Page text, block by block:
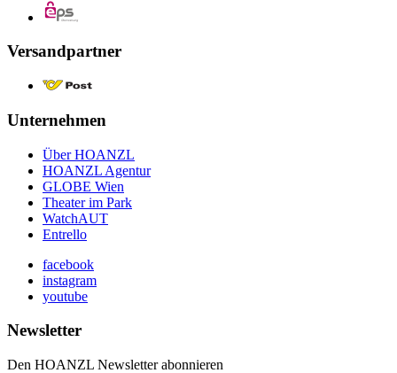
Versandpartner
Unternehmen
Über HOANZL
HOANZL Agentur
GLOBE Wien
Theater im Park
WatchAUT
Entrello
facebook
instagram
youtube
Newsletter
Den HOANZL Newsletter abonnieren